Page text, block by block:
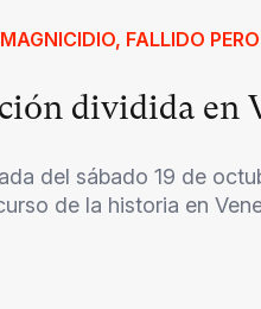
FALLIDO
dividida en
del sábado 19 de
de la historia en